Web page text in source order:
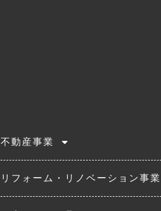
不動産事業
リフォーム・リノベーション事業